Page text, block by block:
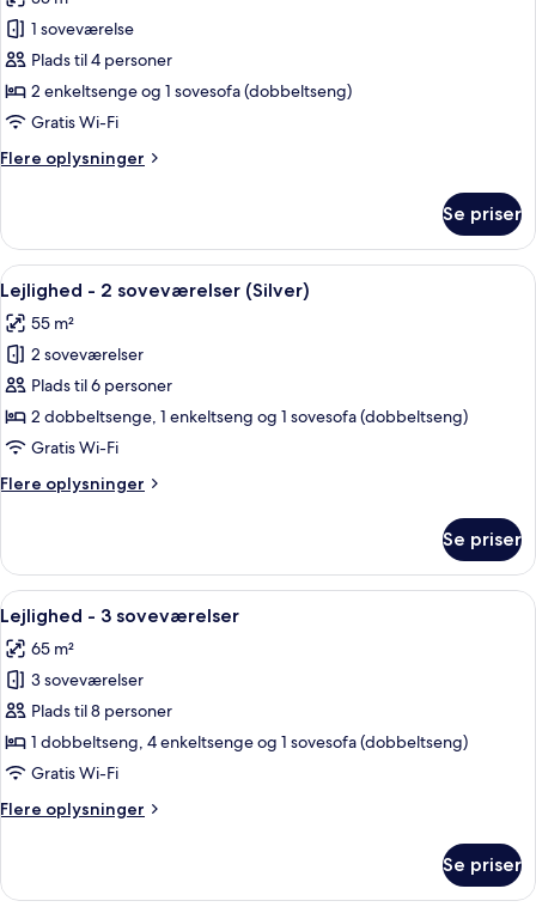
billeder
af
Lejlighed
-
1
1 soveværelse
Plads til 4 personer
2 enkeltsenge og 1 sovesofa (dobbeltseng)
Gratis Wi-Fi
Flere oplysninger
Flere
-
soveværelse
Se priser
Indlæs
alle
billeder
af
Lejlighed
-
2
(Silver)
En pænt redt seng med et rødt
5
Lejlighed - 2 soveværelser (Silver)
55 m²
2 soveværelser
Plads til 6 personer
2 dobbeltsenge, 1 enkeltseng og 1 sovesofa (dobbeltseng)
Gratis Wi-Fi
Flere oplysninger
Flere
-
soveværelser
(Silver)
Se priser
Indlæs
alle
billeder
af
Lejlighed
-
3
En hyggelig stue med træloft, store
5
Lejlighed - 3 soveværelser
65 m²
3 soveværelser
Plads til 8 personer
1 dobbeltseng, 4 enkeltsenge og 1 sovesofa (dobbeltseng)
Gratis Wi-Fi
Flere oplysninger
Flere
-
Se priser